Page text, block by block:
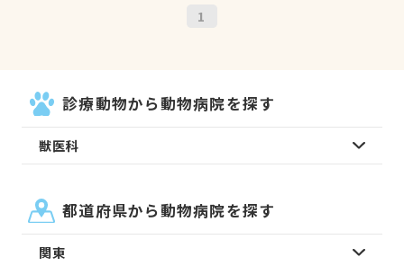
1
診療動物から動物病院を探す
獣医科
都道府県から動物病院を探す
関東